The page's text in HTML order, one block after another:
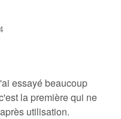
essayé beaucoup
la première qui ne
utilisation.